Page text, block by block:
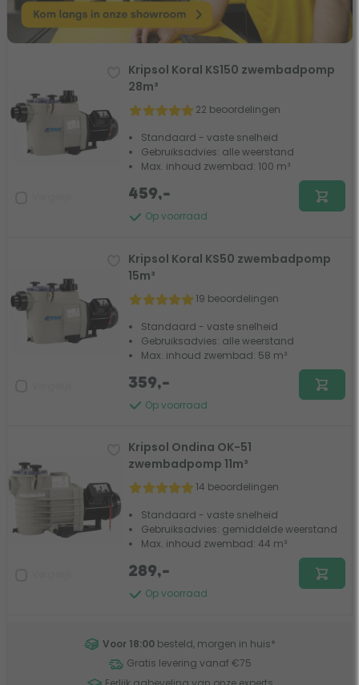
Kripsol Koral KS150 zwembadpomp
28m³
22 beoordelingen
Standaard - vaste snelheid
Gebruiksadvies: alle weerstand
Max. inhoud zwembad: 100 m³
Op voorraad
459,-
Kripsol Koral KS50 zwembadpomp
15m³
19 beoordelingen
Standaard - vaste snelheid
Gebruiksadvies: alle weerstand
Max. inhoud zwembad: 58 m³
Op voorraad
359,-
Kripsol Ondina OK-51
zwembadpomp 11m³
14 beoordelingen
Standaard - vaste snelheid
Gebruiksadvies: gemiddelde weerstand
Max. inhoud zwembad: 44 m³
Op voorraad
289,-
Voor 18:00 besteld, morgen in huis*
Gratis levering vanaf €75